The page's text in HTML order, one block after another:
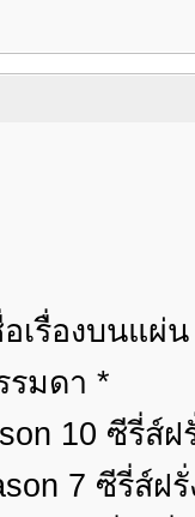
รื่องบนแผ่
รมดา *
10 ซีรี่ส์
7 ซีรี่ส์ฝ